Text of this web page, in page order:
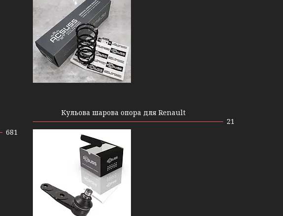
681
Кульова шарова опора для Renault
21